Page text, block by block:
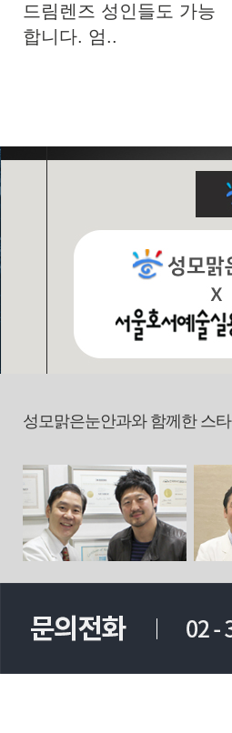
드림렌즈 성인들도 가능
합니다. 엄..
성모맑은눈안과와 함께한 스타